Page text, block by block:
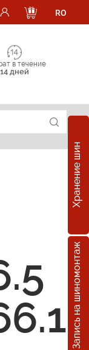
RO
в течение
14 дней
Хранение шин
Запись на шиномонтаж